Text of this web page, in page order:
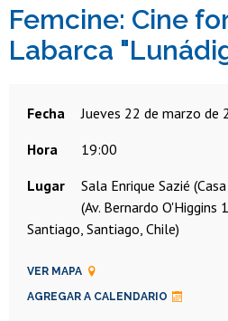
Femcine: Cine
Labarca
Fecha
jueves 22 de marzo de
Hora
19:00
Lugar
Sala Enrique Sazié
(Av. Bernardo O'Higgins
Santiago, Santiago, Chile)
VER MAPA
AGREGAR A CALENDARIO